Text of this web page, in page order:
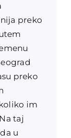
preko
preko
im
taj
u